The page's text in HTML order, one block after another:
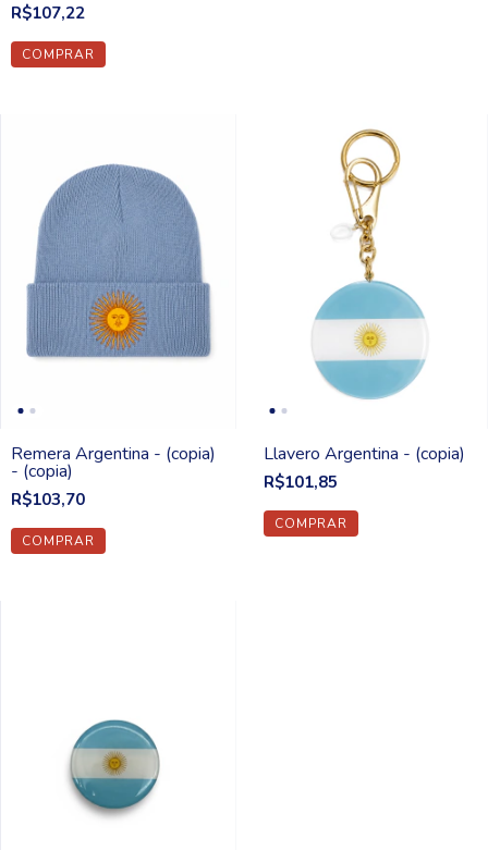
R$107,22
Remera Argentina - (copia)
- (copia)
R$103,70
Llavero Argentina - (copia)
R$101,85